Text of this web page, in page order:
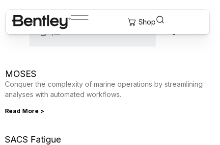
MOSES
Conquer the complexity of marine operations by streamlining
analyses with automated workflows.
Read More >
SACS Fatigue